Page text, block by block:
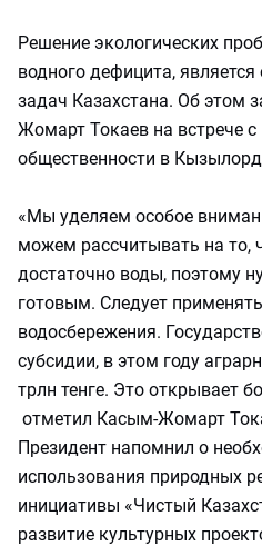
Решение экологических
водного дефицита,
задач Казахстана. Об этом
Жомарт Токаев на встрече с
общественности в
«Мы уделяем особое
можем рассчитывать на то,
достаточно воды, поэтому
готовым. Следует
водосбережения.
субсидии, в этом году
трлн тенге. Это открывает
отметил Касым-Жомарт
Президент напомнил о
использования природных
инициативы «Чистый
развитие культурных